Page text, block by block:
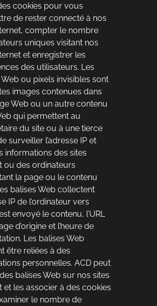
cookies pour vous
de rester connecté à nos
compter le nombre
uniques visitant nos
et enregistrer les
des utilisateurs. Les
Web ou pixels invisibles sont
images contenues dans
Web ou un autre contenu
qui permettent au
du site ou à une tierce
surveiller l’adresse IP et
informations des sites
ou des ordinateurs
la page ou le contenu
balises Web collectent
IP de l’ordinateur vers
envoyé le contenu, l’URL
d’origine et l’heure de
Les balises Web
être reliées à des
personnelles. ACD peut
balises Web sur nos sites
et les associer à des cookies
le nombre de